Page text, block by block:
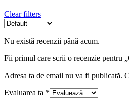
Clear filters
Nu există recenzii până acum.
Fii primul care scrii o recenzie pentru
Adresa ta de email nu va fi publicată.
Evaluarea ta *